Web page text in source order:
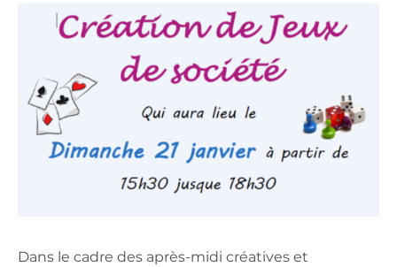
Dans le cadre des après-midi créatives et